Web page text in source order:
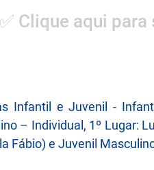
✅ Clique aqui
Infantil e Juvenil -
– Individual, 1º Lugar:
Fábio) e Juvenil